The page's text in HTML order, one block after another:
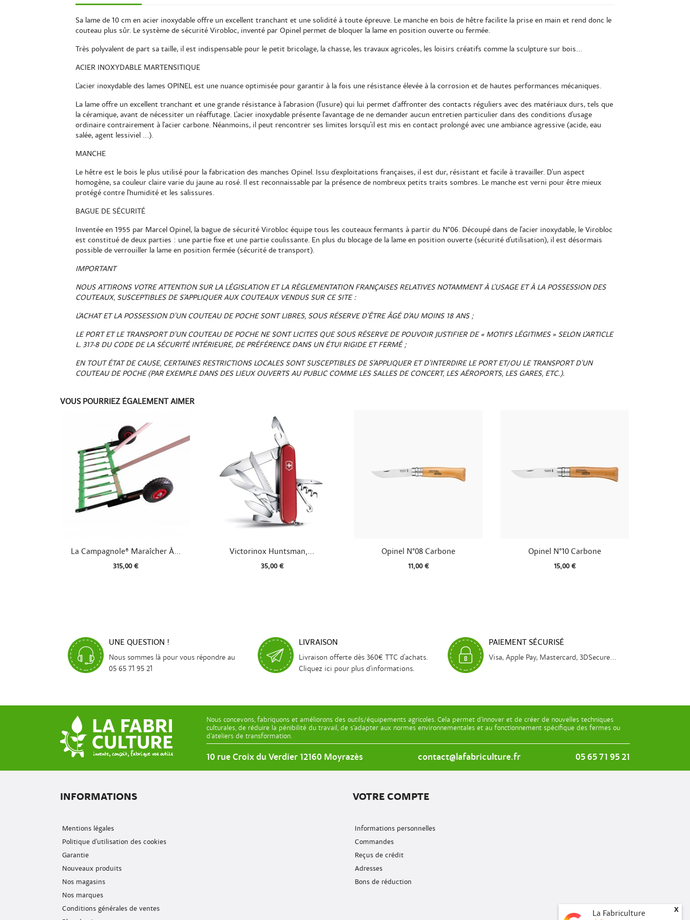
Sa lame de 10 cm en acier inoxydable offre un excellent tranchant et une solidité à toute épreuve. Le manche en bois de hêtre facilite la prise en main et rend donc le
couteau plus sûr. Le système de sécurité Virobloc, inventé par Opinel permet de bloquer la lame en position ouverte ou fermée.
Très polyvalent de part sa taille, il est indispensable pour le petit bricolage, la chasse, les travaux agricoles, les loisirs créatifs comme la sculpture sur bois...
ACIER INOXYDABLE MARTENSITIQUE
L'acier inoxydable des lames OPINEL est une nuance optimisée pour garantir à la fois une résistance élevée à la corrosion et de hautes performances mécaniques.
La lame offre un excellent tranchant et une grande résistance à l'abrasion (l'usure) qui lui permet d'affronter des contacts réguliers avec des matériaux durs, tels que
la céramique, avant de nécessiter un réaffutage. L'acier inoxydable présente l'avantage de ne demander aucun entretien particulier dans des conditions d'usage
ordinaire contrairement à l'acier carbone. Néanmoins, il peut rencontrer ses limites lorsqu'il est mis en contact prolongé avec une ambiance agressive (acide, eau
salée, agent lessiviel …).
MANCHE
Le hêtre est le bois le plus utilisé pour la fabrication des manches Opinel. Issu d'exploitations françaises, il est dur, résistant et facile à travailler. D'un aspect
homogène, sa couleur claire varie du jaune au rosé. Il est reconnaissable par la présence de nombreux petits traits sombres. Le manche est verni pour être mieux
protégé contre l'humidité et les salissures.
BAGUE DE SÉCURITÉ
Inventée en 1955 par Marcel Opinel, la bague de sécurité Virobloc équipe tous les couteaux fermants à partir du N°06. Découpé dans de l'acier inoxydable, le Virobloc
est constitué de deux parties : une partie fixe et une partie coulissante. En plus du blocage de la lame en position ouverte (sécurité d'utilisation), il est désormais
possible de verrouiller la lame en position fermée (sécurité de transport).
IMPORTANT
NOUS ATTIRONS VOTRE ATTENTION SUR LA LÉGISLATION ET LA RÈGLEMENTATION FRANÇAISES RELATIVES NOTAMMENT À L’USAGE ET À LA POSSESSION DES
COUTEAUX, SUSCEPTIBLES DE S’APPLIQUER AUX COUTEAUX VENDUS SUR CE SITE :
L’ACHAT ET LA POSSESSION D’UN COUTEAU DE POCHE SONT LIBRES, SOUS RÉSERVE D’ÊTRE ÂGÉ D’AU MOINS 18 ANS ;
LE PORT ET LE TRANSPORT D’UN COUTEAU DE POCHE NE SONT LICITES QUE SOUS RÉSERVE DE POUVOIR JUSTIFIER DE « MOTIFS LÉGITIMES » SELON L’ARTICLE
L. 317-8 DU CODE DE LA SÉCURITÉ INTÉRIEURE, DE PRÉFÉRENCE DANS UN ÉTUI RIGIDE ET FERMÉ ;
EN TOUT ÉTAT DE CAUSE, CERTAINES RESTRICTIONS LOCALES SONT SUSCEPTIBLES DE S’APPLIQUER ET D’INTERDIRE LE PORT ET/OU LE TRANSPORT D’UN
COUTEAU DE POCHE (PAR EXEMPLE DANS DES LIEUX OUVERTS AU PUBLIC COMME LES SALLES DE CONCERT, LES AÉROPORTS, LES GARES, ETC.).
VOUS POURRIEZ ÉGALEMENT AIMER
Aperçu rapide
La Campagnole® Maraîcher À...
315,00 €
Aperçu rapide
Victorinox Huntsman,...
35,00 €
Aperçu rapide
Opinel N°08 Carbone
11,00 €
Aperçu rapide
Opinel N°10 Carbone
15,00 €
UNE QUESTION !
Nous sommes là pour vous répondre au
05 65 71 95 21
LIVRAISON
Livraison offerte dès 360€ TTC d'achats.
Cliquez ici pour plus d'informations.
PAIEMENT SÉCURISÉ
Visa, Apple Pay, Mastercard, 3DSecure...
Nous concevons, fabriquons et améliorons des outils/équipements agricoles. Cela permet d’innover et de créer de nouvelles techniques
culturales, de réduire la pénibilité du travail, de s’adapter aux normes environnementales et au fonctionnement spécifique des fermes ou
d’ateliers de transformation.
10 rue Croix du Verdier 12160 Moyrazès contact@lafabriculture.fr 05 65 71 95 21
INFORMATIONS
Mentions légales
Politique d'utilisation des cookies
Garantie
Nouveaux produits
Nos magasins
Nos marques
Conditions générales de ventes
VOTRE COMPTE
Informations personnelles
Commandes
Reçus de crédit
Adresses
Bons de réduction
La Fabriculture x